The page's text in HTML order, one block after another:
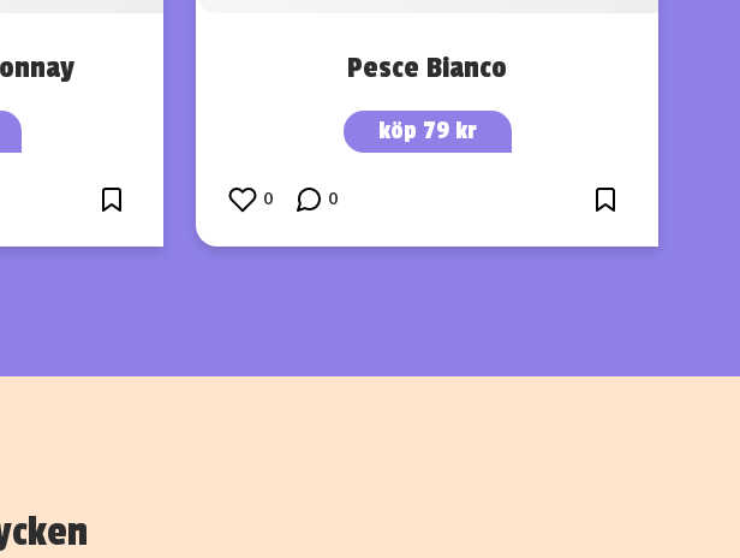
Pesce Bianco
köp 79 kr
0 0